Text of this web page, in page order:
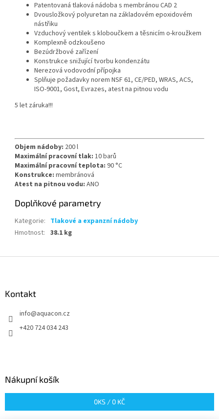
Patentovaná tlaková nádoba s membránou CAD 2
Dvousložkový polyuretan na základovém epoxidovém
nástřiku
Vzduchový ventilek s kloboučkem a těsnicím o-kroužkem
Komplexně odzkoušeno
Bezúdržbové zařízení
Konstrukce snižující tvorbu kondenzátu
Nerezová vodovodní přípojka
Splňuje požadavky norem NSF 61, CE/PED, WRAS, ACS,
ISO-9001, Gost, Evrazes, atest na pitnou vodu
5 let záruka!!!
Objem nádoby: 200 l
Maximální pracovní tlak: 10 barů
Maximální pracovní teplota: 90 °C
Konstrukce: membránová
Atest na pitnou vodu: ANO
Doplňkové parametry
Kategorie: Tlakové a expanzní nádoby
Hmotnost: 38.1 kg
Kontakt
info@aquacon.cz
+420 724 034 243
Nákupní košík
0KS / 0 KČ